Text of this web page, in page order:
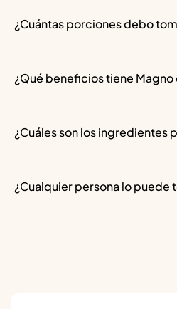
¿Cuántas porciones debo
¿Qué beneficios tiene Magno
¿Cuáles son los ingredientes
¿Cualquier persona lo puede